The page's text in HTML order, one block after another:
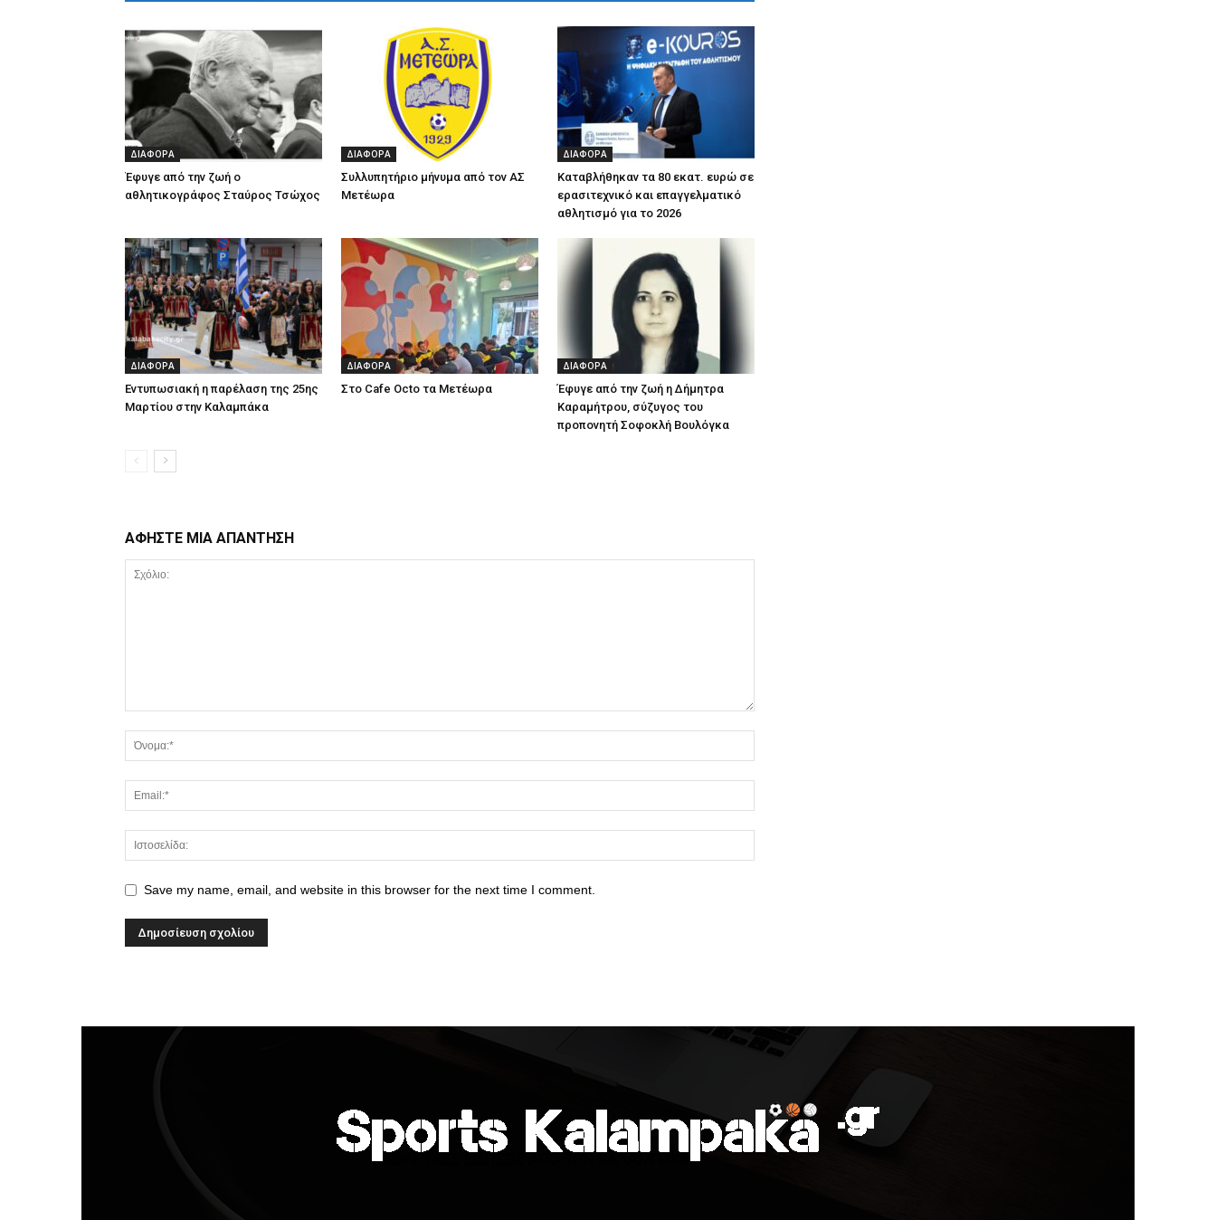
ΔΙΑΦΟΡΑ
Έφυγε από την ζωή ο
αθλητικογράφος Σταύρος Τσώχος
ΔΙΑΦΟΡΑ
Συλλυπητήριο μήνυμα από τον ΑΣ
Μετέωρα
ΔΙΑΦΟΡΑ
Καταβλήθηκαν τα 80 εκατ. ευρώ σε
ερασιτεχνικό και επαγγελματικό
αθλητισμό για το 2026
ΔΙΑΦΟΡΑ
Εντυπωσιακή η παρέλαση της 25ης
Μαρτίου στην Καλαμπάκα
ΔΙΑΦΟΡΑ
Στο Cafe Octo τα Μετέωρα
ΔΙΑΦΟΡΑ
Έφυγε από την ζωή η Δήμητρα
Καραμήτρου, σύζυγος του
προπονητή Σοφοκλή Βουλόγκα
ΑΦΗΣΤΕ ΜΙΑ ΑΠΑΝΤΗΣΗ
Save my name, email, and website in this browser for the next time I comment.